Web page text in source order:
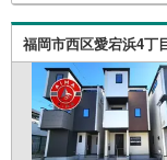
大手ネット
済プランも
駅まで送迎
相談だけ
た方、転
福岡市西区愛宕浜4丁